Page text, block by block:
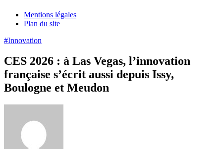
Mentions légales
Plan du site
#Innovation
CES 2026 : à Las Vegas, l’innovation
française s’écrit aussi depuis Issy,
Boulogne et Meudon